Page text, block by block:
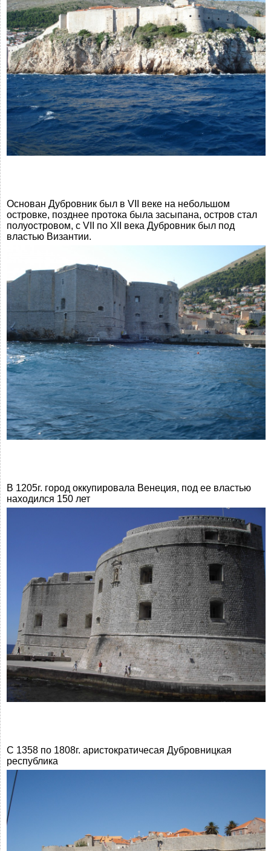
Основан Дубровник был в VII веке на небольшом
островке, позднее протока была засыпана, остров стал
полуостровом, с VII по ХII века Дубровник был под
властью Византии.
В 1205г. город оккупировала Венеция, под ее властью
находился 150 лет
С 1358 по 1808г. аристократичесая Дубровницкая
республика